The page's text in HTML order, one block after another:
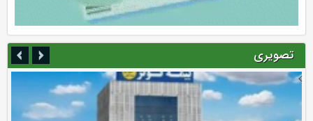
تصویری